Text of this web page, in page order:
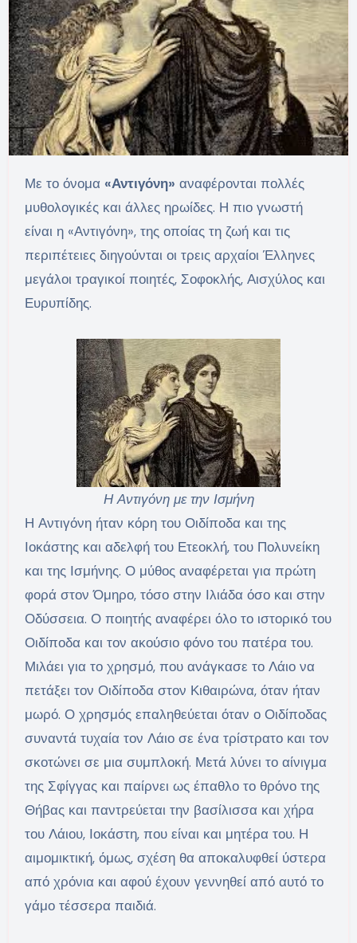
Με το όνομα «Αντιγόνη» αναφέρονται πολλές
μυθολογικές και άλλες ηρωίδες. Η πιο γνωστή
είναι η «Αντιγόνη», της οποίας τη ζωή και τις
περιπέτειες διηγούνται οι τρεις αρχαίοι Έλληνες
μεγάλοι τραγικοί ποιητές, Σοφοκλής, Αισχύλος και
Ευρυπίδης.
Η Αντιγόνη με την Ισμήνη
Η Αντιγόνη ήταν κόρη του Οιδίποδα και της
Ιοκάστης και αδελφή του Ετεοκλή, του Πολυνείκη
και της Ισμήνης. Ο μύθος αναφέρεται για πρώτη
φορά στον Όμηρο, τόσο στην Ιλιάδα όσο και στην
Οδύσσεια. Ο ποιητής αναφέρει όλο το ιστορικό του
Οιδίποδα και τον ακούσιο φόνο του πατέρα του.
Μιλάει για το χρησμό, που ανάγκασε το Λάιο να
πετάξει τον Οιδίποδα στον Κιθαιρώνα, όταν ήταν
μωρό. Ο χρησμός επαληθεύεται όταν ο Οιδίποδας
συναντά τυχαία τον Λάιο σε ένα τρίστρατο και τον
σκοτώνει σε μια συμπλοκή. Μετά λύνει το αίνιγμα
της Σφίγγας και παίρνει ως έπαθλο το θρόνο της
Θήβας και παντρεύεται την βασίλισσα και χήρα
του Λάιου, Ιοκάστη, που είναι και μητέρα του. Η
αιμομικτική, όμως, σχέση θα αποκαλυφθεί ύστερα
από χρόνια και αφού έχουν γεννηθεί από αυτό το
γάμο τέσσερα παιδιά.